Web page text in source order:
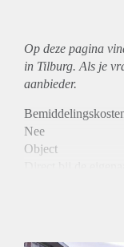
Op deze pagina
in Tilburg. Als je
aanbieder.
Nee
Object